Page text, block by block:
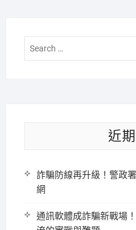
近
詐騙防線再升級！警政
網
通訊軟體成詐騙新戰場